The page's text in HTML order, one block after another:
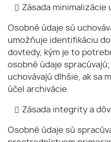
Zásada minimalizácie
Osobné údaje sú
umožňuje identifikáciu
dovtedy, kým je to
osobné údaje
uchovávajú dlhšie, ak sa
účel archivácie
Zásada integrity a
Osobné údaje sú